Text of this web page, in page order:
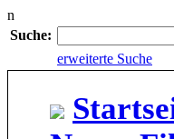
n
Suche:
erweiterte Suche